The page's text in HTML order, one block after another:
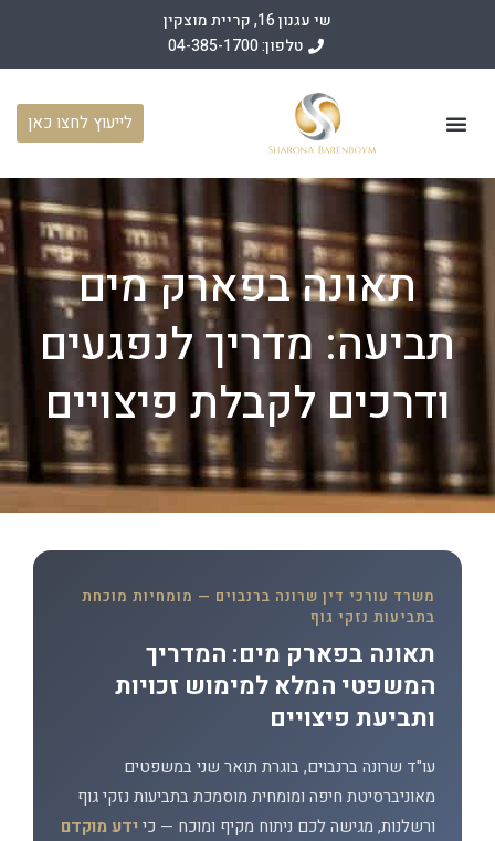
שי עגנון 16, קריית מוצקין
טלפון: 04-385-1700
לייעוץ לחצו כאן
תאונה בפארק מים
תביעה: מדריך לנפגעים
ודרכים לקבלת פיצויים
משרד עורכי דין שרונה ברנבוים — מומחיות מוכחת
בתביעות נזקי גוף
תאונה בפארק מים: המדריך
המשפטי המלא למימוש זכויות
ותביעת פיצויים
עו"ד שרונה ברנבוים, בוגרת תואר שני במשפטים
מאוניברסיטת חיפה ומומחית מוסמכת בתביעות נזקי גוף
ורשלנות, מגישה לכם ניתוח מקיף ומוכח — כיידע מוקדם